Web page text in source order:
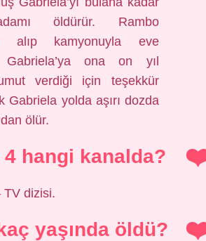
öldürür. Rambo
alıp kamyonuyla eve
Gabriela’ya ona on yıl
verdiği için teşekkür
Gabriela yolda aşırı dozda
ölür.
4 hangi kanalda?
TV dizisi.
yaşında öldü?